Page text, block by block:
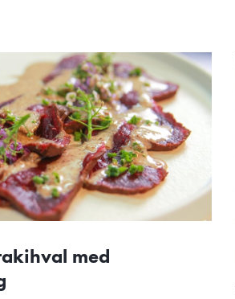
med